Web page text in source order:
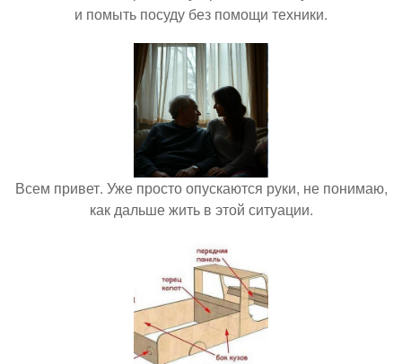
и помыть посуду без помощи техники.
Всем привет. Уже просто опускаются руки, не понимаю,
как дальше жить в этой ситуации.